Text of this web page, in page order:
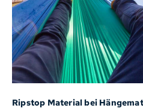
Ripstop Material bei